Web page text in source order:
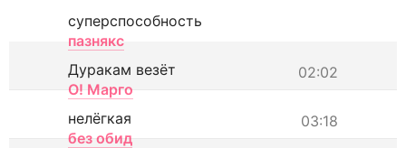
суперспособность
пазнякс
02:02
Дуракам везёт
О! Марго
03:18
нелёгкая
без обид